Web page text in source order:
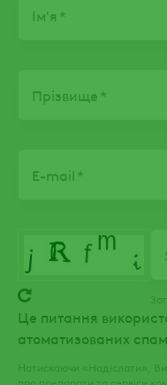
Ім'я
Прізвище
E-mail
Це питання
атоматизованих
Натискаючи «Надіслати»,
про препарати та сервіси